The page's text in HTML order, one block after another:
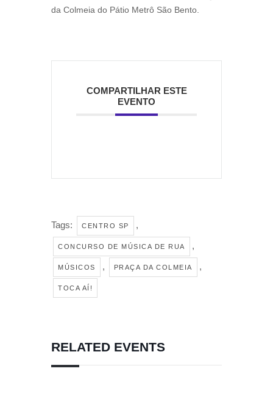
da Colmeia do Pátio Metrô São Bento.
COMPARTILHAR ESTE
EVENTO
Tags: CENTRO SP ,
CONCURSO DE MÚSICA DE RUA ,
MÚSICOS , PRAÇA DA COLMEIA ,
TOCA AÍ!
RELATED EVENTS